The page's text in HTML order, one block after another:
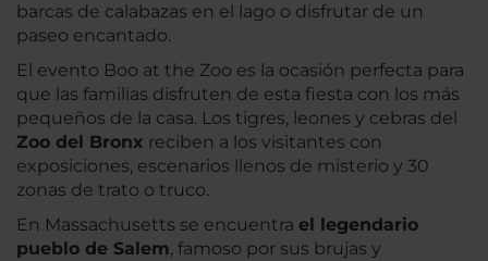
barcas de calabazas en el lago o disfrutar de un
paseo encantado.
El evento Boo at the Zoo es la ocasión perfecta para
que las familias disfruten de esta fiesta con los más
pequeños de la casa. Los tigres, leones y cebras del
Zoo del Bronx reciben a los visitantes con
exposiciones, escenarios llenos de misterio y 30
zonas de trato o truco.
En Massachusetts se encuentra el legendario
pueblo de Salem, famoso por sus brujas y